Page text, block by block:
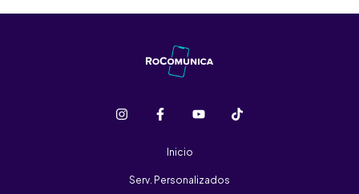
Inicio
Serv. Personalizados